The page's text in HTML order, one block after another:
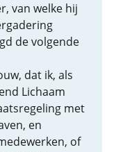
van welke hij
de volgende
dat ik, als
Lichaam
met
en
of